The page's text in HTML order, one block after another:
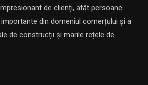
de clienți, atât persoane
din domeniul comerțului și a
de construcții și marile rețele de